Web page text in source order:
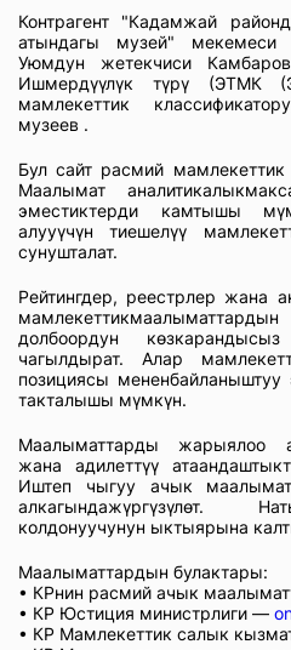
Контрагент "Кадамжай
атындагы музей"
Уюмдун жетекчиси
Ишмердүүлүк түрү (ЭТМК
мамлекеттик
музеев .
Бул сайт расмий мамлекеттик
Маалымат
эместиктерди камтышы
алууүчүн тиешелүү
сунушталат.
Рейтингдер, реестрлер жана
долбоордун көзкарандысыз
чагылдырат. Алар
позициясы
такталышы мүмкүн.
Маалыматтарды жарыялоо
жана адилеттүү
Иштеп чыгуу ачык
алкагындажүргүзүлөт.
колдонуучунун ыктыярына
Маалыматтардын булактары:
• КРнин расмий ачык
• КР Юстиция министрлиги —
• КР Мамлекеттик салык